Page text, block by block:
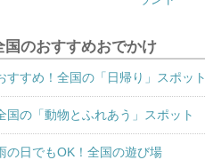
国のおすすめおでかけ
すすめ！全国の「日帰り」スポット
国の「動物とふれあう」スポット
の日でもOK！全国の遊び場